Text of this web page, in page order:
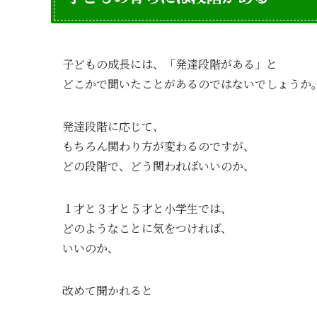
子どもの成長には、「発達段階がある」と
どこかで聞いたことがあるのではないでしょうか
発達段階に応じて、
もちろん関わり方が変わるのですが、
どの段階で、どう関わればいいのか、
１才と３才と５才と小学生では、
どのようなことに気をつければ、
いいのか、
改めて聞かれると